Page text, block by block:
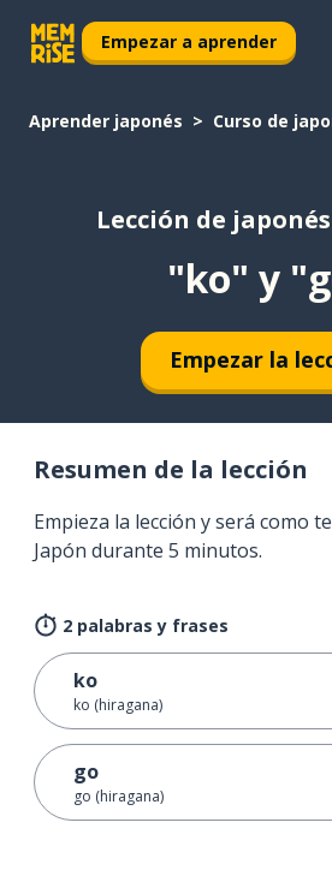
Empezar a aprender
Aprender japonés Curso de
Lección de
"ko" y
Empezar la
Resumen de la lección
Empieza la lección y será como
Japón durante 5 minutos.
2 palabras y frases
ko
ko (hiragana)
go
go (hiragana)